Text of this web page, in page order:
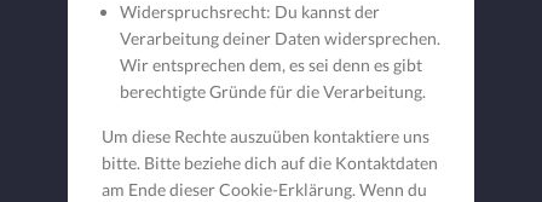
Widerspruchsrecht: Du kannst der
Verarbeitung deiner Daten widersprechen.
Wir entsprechen dem, es sei denn es gibt
berechtigte Gründe für die Verarbeitung.
Um diese Rechte auszuüben kontaktiere uns
bitte. Bitte beziehe dich auf die Kontaktdaten
am Ende dieser Cookie-Erklärung. Wenn du